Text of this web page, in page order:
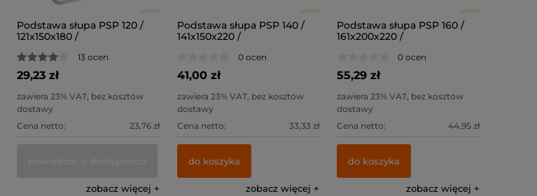
Podstawa słupa PSP 120 /
121x150x180 /
13 ocen
29,23 zł
zawiera 23% VAT, bez kosztów
dostawy
Cena netto:
23,76 zł
zobacz więcej
Podstawa słupa PSP 140 /
141x150x220 /
0 ocen
41,00 zł
zawiera 23% VAT, bez kosztów
dostawy
Cena netto:
33,33 zł
do koszyka
zobacz więcej
Podstawa słupa PSP 160 /
161x200x220 /
0 ocen
55,29 zł
zawiera 23% VAT, bez kosztów
dostawy
Cena netto:
44,95 zł
do koszyka
zobacz więcej